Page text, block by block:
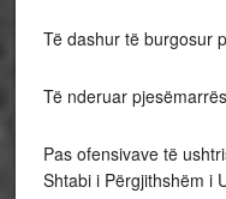
Të dashur të burgosur
Të nderuar
Pas ofensivave të
Shtabi i Përgjithshëm i